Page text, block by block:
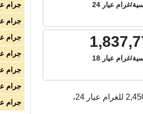
غرام عيار 24
غرام عيار 18
للغرام عيار 24،
جرام
جرام
جرام
جرام
جرام
جرام
جرام